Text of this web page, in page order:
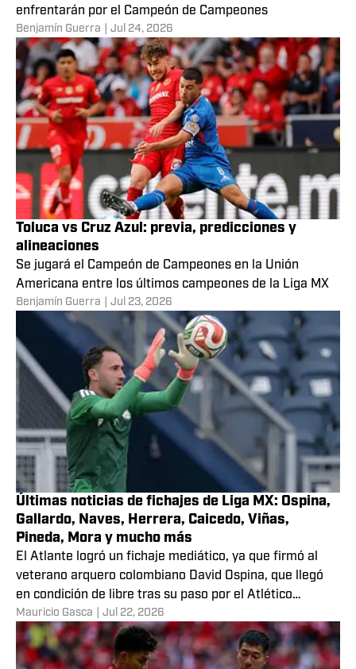
enfrentarán por el Campeón de Campeones
Benjamín Guerra Jul 24, 2026
Toluca vs Cruz Azul: previa, predicciones y
alineaciones
Se jugará el Campeón de Campeones en la Unión
Americana entre los últimos campeones de la Liga MX
Benjamín Guerra Jul 23, 2026
Últimas noticias de fichajes de Liga MX: Ospina,
Gallardo, Naves, Herrera, Caicedo, Viñas,
Pineda, Mora y mucho más
El Atlante logró un fichaje mediático, ya que firmó al
veterano arquero colombiano David Ospina, que llegó
en condición de libre tras su paso por el Atlético
Nacional de su país.
Mauricio Gasca Jul 22, 2026